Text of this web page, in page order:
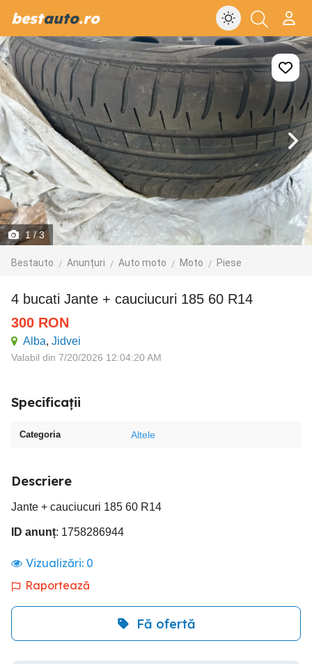
bestauto.ro
1/ 3
Bestauto Anunțuri Auto moto Moto Piese
4 bucati Jante + cauciucuri 185 60 R14
300 RON
Alba, Jidvei
Valabil din 7/20/2026 12:04:20 AM
Specificații
Categoria Altele
Descriere
Jante + cauciucuri 185 60 R14
ID anunț: 1758286944
Vizualizări: 0
Raportează
Fă ofertă